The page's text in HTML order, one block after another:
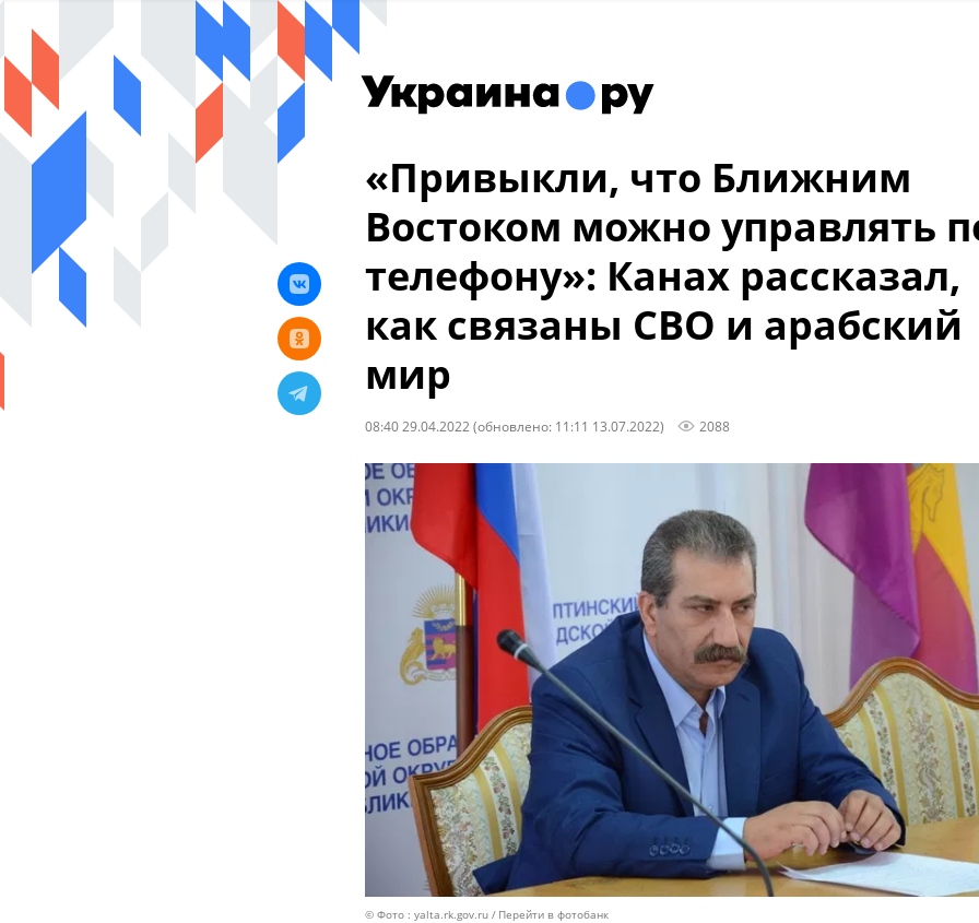
«Привыкли, что Ближним
Востоком можно управлять
телефону»: Канах рассказал,
как связаны СВО и арабский
мир
08:40 29.04.2022 (обновлено: 11:11 13.07.2022) 2088
© Фото : yalta.rk.gov.ru Перейти в фотобанк